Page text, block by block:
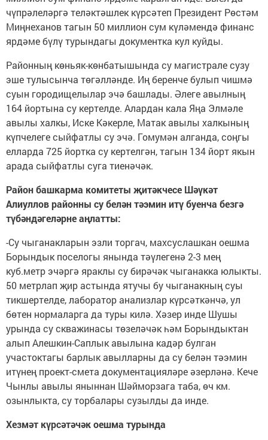
чүпрәлеләргә теләктәшлек күрсәтеп Президент Рөстәм
Миңнеханов тагын 50 миллион сум күләмендә финанс
ярдәме бүлү турындагы документка кул куйды.
Районның көньяк-көнбатышында су магистрале сузу
эше тулысынча төгәлләнде. Иң беренче булып чишмә
суын городищелылар эчә башлады. Әлеге авылның
164 йортына су кертелде. Алардан кала Яңа Элмәле
авылы халкы, Иске Кәкерле, Матак авылы халкының
күпчелеге сыйфатлы су эчә. Гомумән алганда, соңгы
елларда 725 йортка су кертелгән, тагын 134 йорт якын
арада сыйфатлы суга тиенәчәк.
Район башкарма комитеты җитәкчесе Шәүкәт
Алиулловрайонны су беләнтәэмин итү буенча безгә
түбәндәгеләрне аңлатты:
-Су чыганакларын эзли торгач, махсуслашкан оешма
Борындык поселогы янында тәүлегенә 2-3 мең
куб.метр эчәргә яраклы су бирәчәк чыганакка юлыкты.
50 метрлап җир астында ятучы бу чыганакның суы
тикшертелде, лаборатор анализлар күрсәткәнчә, ул
бөтен нормаларга да туры килә. Хәзер инде Шушы
урында су скважинасы төзеләчәк һәм Борындыктан
алып Алешкин-Саплык авылына кадәр булган
участоктагы барлык авылларны да су белән тәэмин
итүнең проект-смета документацияләре әзерләнә. Кече
Чынлы авылы яныннан Шәйморзага таба, өч км.
озынлыкта, су торбалары сузылды да инде.
Хезмәт күрсәтәчәк оешма турында